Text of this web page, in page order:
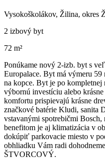
Vysokoškolákov, Žilina, okres
2 izbový byt
72 m²
Ponúkame nový 2-izb. byt s
Europalace. Byt má výmeru
na kopce. Byt je po
výbornú investíciu alebo
komfortu prispievajú krásne
značkové batérie Kludi, sanita
vstavanými spotrebičmi
benefitom je aj klimatizácia v
dokúpiť parkovacie miesto v
obhliadku Vám radi
ŠTVORCOVÝ.